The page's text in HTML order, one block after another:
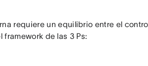
requiere un equilibrio entre el
framework de las 3 Ps: